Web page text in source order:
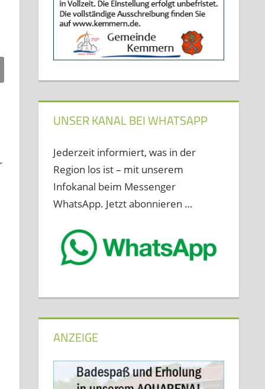
UNSER KANAL BEI WHATSAPP
Jederzeit informiert, was in der
Region los ist – mit unserem
Infokanal beim Messenger
WhatsApp. Jetzt abonnieren …
ANZEIGE